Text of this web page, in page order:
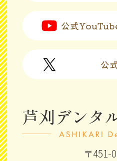
はありません。
・04 入手経路等
インビザライン®は、
テムを、アライン・
公式
公
〒451-